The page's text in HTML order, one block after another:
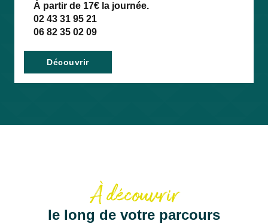
À partir de 17€ la journée.
02 43 31 95 21
06 82 35 02 09
Découvrir
À découvrir
le long de votre parcours